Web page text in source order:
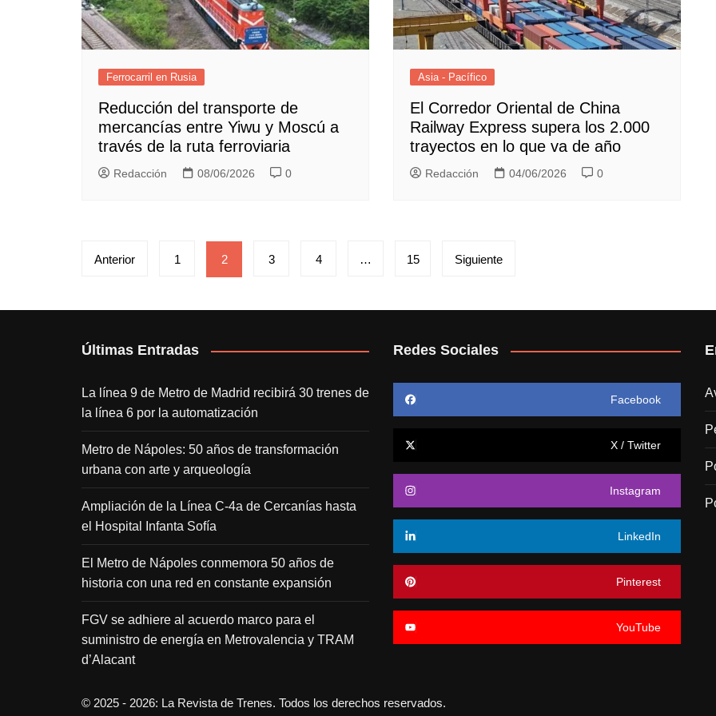
Ferrocarril en Rusia
Reducción del transporte de
mercancías entre Yiwu y Moscú a
través de la ruta ferroviaria
Redacción 08/06/2026 0
Asia - Pacífico
El Corredor Oriental de China
Railway Express supera los 2.000
trayectos en lo que va de año
Redacción 04/06/2026 0
Paginación
entradas
Anterior 1 2 3 4 … 15 Siguiente
Últimas Entradas
La línea 9 de Metro de Madrid recibirá 30 trenes de
la línea 6 por la automatización
Metro de Nápoles: 50 años de transformación
urbana con arte y arqueología
Ampliación de la Línea C-4a de Cercanías hasta
el Hospital Infanta Sofía
El Metro de Nápoles conmemora 50 años de
historia con una red en constante expansión
FGV se adhiere al acuerdo marco para el
suministro de energía en Metrovalencia y TRAM
d’Alacant
Redes Sociales
Facebook
X / Twitter
Instagram
LinkedIn
Pinterest
YouTube
© 2025 - 2026: La Revista de Trenes. Todos los derechos reservados.